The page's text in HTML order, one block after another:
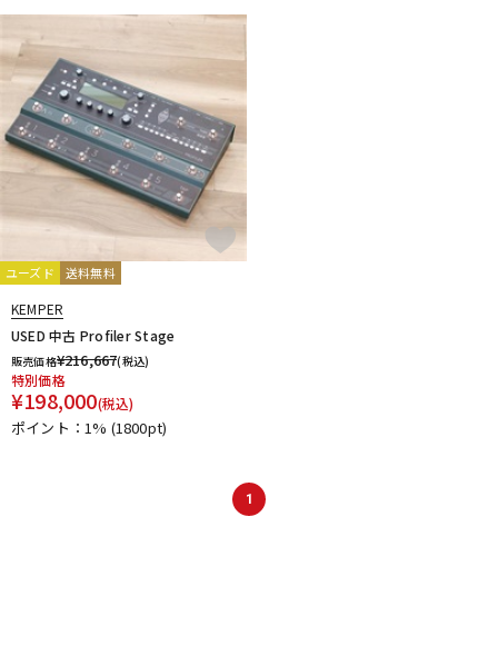
ベース
ドラム
キーボード
アンプ
DJ機器
ユーズド 送料無料
KEMPER
USED 中古 Profiler Stage
販売価格¥216,667(税込)
特別価格
¥198,000(税込)
ポイント：1% (1800pt)
1